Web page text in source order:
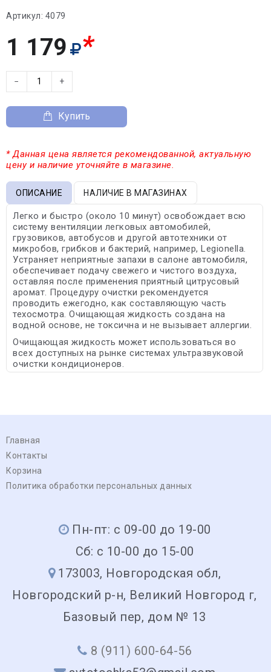
Артикул: 4079
1 179 *
− +
Купить
* Данная цена является рекомендованной, актуальную
цену и наличие уточняйте в магазине.
ОПИСАНИЕ НАЛИЧИЕ В МАГАЗИНАХ
Легко и быстро (около 10 минут) освобождает всю
систему вентиляции легковых автомобилей,
грузовиков, автобусов и другой автотехники от
микробов, грибков и бактерий, например, Legionella.
Устраняет неприятные запахи в салоне автомобиля,
обеспечивает подачу свежего и чистого воздуха,
оставляя после применения приятный цитрусовый
аромат. Процедуру очистки рекомендуется
проводить ежегодно, как составляющую часть
техосмотра. Очищающая жидкость создана на
водной основе, не токсична и не вызывает аллергии.
Очищающая жидкость может использоваться во
всех доступных на рынке системах ультразвуковой
очистки кондиционеров.
Главная
Контакты
Корзина
Политика обработки персональных данных
Пн-пт: с 09-00 до 19-00
Сб: с 10-00 до 15-00
173003, Новгородская обл,
Новгородский р-н, Великий Новгород г,
Базовый пер, дом № 13
8 (911) 600-64-56